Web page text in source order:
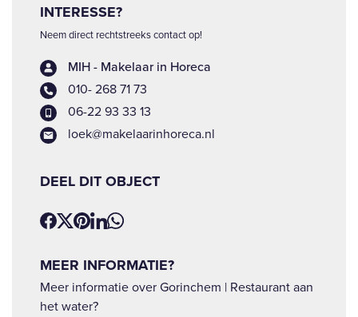
INTERESSE?
Neem direct rechtstreeks contact op!
MIH - Makelaar in Horeca
010- 268 71 73
06-22 93 33 13
loek@makelaarinhoreca.nl
DEEL DIT OBJECT
MEER INFORMATIE?
Meer informatie over Gorinchem | Restaurant aan
het water?